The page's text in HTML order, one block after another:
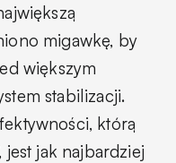
migawkę, by
większym
stabilizacji.
którą
jak najbardziej